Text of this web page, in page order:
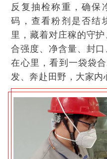
反复抽检称重，确保
码，查看粉剂是否结
里，藏着对庄稼的守
合强度、净含量、封
在心里，看到一袋袋
发、奔赴田野，大家内